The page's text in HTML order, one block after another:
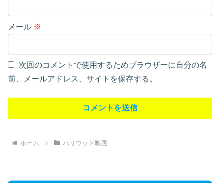
メール ※
次回のコメントで使用するためブラウザーに自分の名
前、メールアドレス、サイトを保存する。
ホーム ハリウッド映画